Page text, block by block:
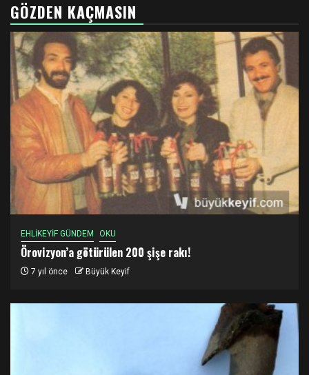
GÖZDEN KAÇMASIN
EHLİKEYİF GÜNDEM OKU
Örovizyon’a götürülen 200 şişe rakı!
7 yıl önce Büyük Keyif